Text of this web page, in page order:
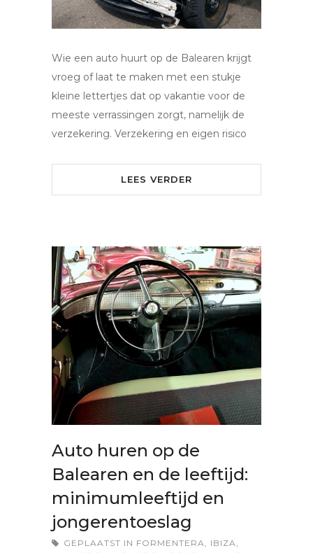
Wie een auto huurt op de Balearen krijgt
vroeg of laat te maken met een stukje
kleine lettertjes dat op vakantie voor de
meeste verrassingen zorgt, namelijk de
verzekering. Verzekering en eigen risico
LEES VERDER
Auto huren op de
Balearen en de leeftijd:
minimumleeftijd en
jongerentoeslag
GEPLAATST IN FORMENTERA IBIZA